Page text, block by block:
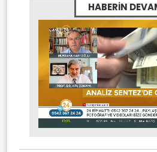
HABERİN
Mute Stream